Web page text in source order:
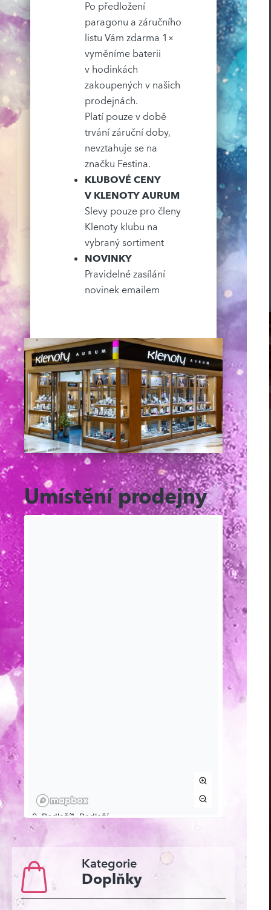
Po předložení
paragonu a záručního
listu Vám zdarma 1×
vyměníme baterii
v hodinkách
zakoupených v našich
prodejnách.
Platí pouze v době
trvání záruční doby,
nevztahuje se na
značku Festina.
KLUBOVÉ CENY
V KLENOTY AURUM
Slevy pouze pro členy
Klenoty klubu na
vybraný sortiment
NOVINKY
Pravidelné zasílání
novinek emailem
Umístění prodejny
Kategorie
Doplňky